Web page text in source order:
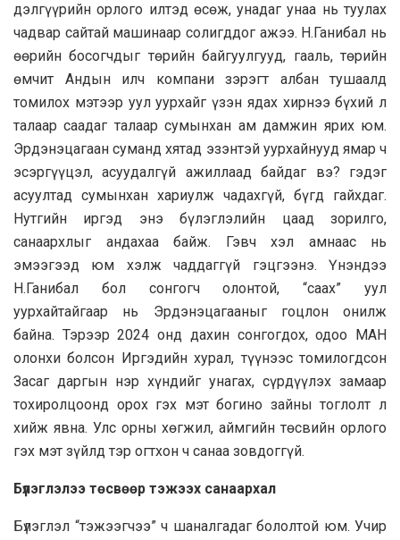
дэлгүүрийн орлого илтэд өсөж, унадаг унаа нь туулах
чадвар сайтай машинаар солигддог ажээ. Н.Ганибал нь
өөрийн босогчдыг төрийн байгуулгууд, гааль, төрийн
өмчит Андын илч компани зэрэгт албан тушаалд
томилох мэтээр уул уурхайг үзэн ядах хирнээ бүхий л
талаар саадаг талаар сумынхан ам дамжин ярих юм.
Эрдэнэцагаан суманд хятад эзэнтэй уурхайнууд ямар ч
эсэргүүцэл, асуудалгүй ажиллаад байдаг вэ? гэдэг
асуултад сумынхан хариулж чадахгүй, бүгд гайхдаг.
Нутгийн иргэд энэ бүлэглэлийн цаад зорилго,
санаархлыг андахаа байж. Гэвч хэл амнаас нь
эмээгээд юм хэлж чаддаггүй гэцгээнэ. Үнэндээ
Н.Ганибал бол сонгогч олонтой, “саах” уул
уурхайтайгаар нь Эрдэнэцагааныг гоцлон онилж
байна. Тэрээр 2024 онд дахин сонгогдох, одоо МАН
олонхи болсон Иргэдийн хурал, түүнээс томилогдсон
Засаг даргын нэр хүндийг унагах, сүрдүүлэх замаар
тохиролцоонд орох гэх мэт богино зайны тоглолт л
хийж явна. Улс орны хөгжил, аймгийн төсвийн орлого
гэх мэт зүйлд тэр огтхон ч санаа зовдоггүй.
Бүлэглэлээ төсвөөр тэжээх санаархал
Бүлэглэл “тэжээгчээ” ч шаналгадаг бололтой юм. Учир